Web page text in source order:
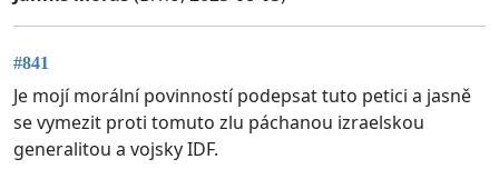
#841
Je mojí morální povinností podepsat tuto petici a jasně
se vymezit proti tomuto zlu páchanou izraelskou
generalitou a vojsky IDF.